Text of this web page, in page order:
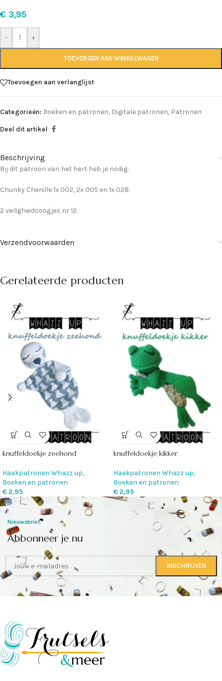
€ 3,95
- +
TOEVOEGEN AAN WINKELWAGEN
Toevoegen aan verlanglijst
Categorieën: Boeken en patronen, Digitale patronen, Patronen
Deel dit artikel
Beschrijving
Bij dit patroon van het hert heb je nodig:
Chunky Chenille 1x 002, 2x 005 en 1x 028.
2 veiligheidsoogjes nr 12.
Verzendvoorwaarden
Gerelateerde producten
knuffeldoekje zeehond
Haakpatronen Whazz up,
Boeken en patronen
€ 2,95
knuffeldoekje kikker
Haakpatronen Whazz up,
Boeken en patronen
€ 2,95
Nieuwsbrief
Abbonneer je nu